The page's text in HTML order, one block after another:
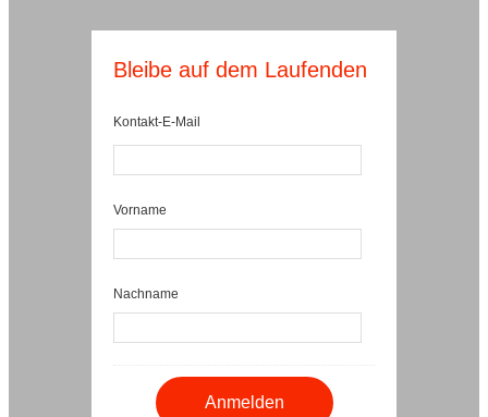
Bleibe auf dem Laufenden
Kontakt-E-Mail
Vorname
Nachname